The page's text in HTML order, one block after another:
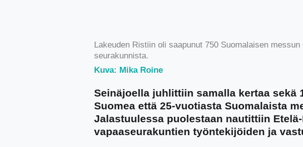
Lakeuden Ristiin oli saapunut 750 Suomalaisen messun
seurakunnista.
Kuva: Mika Roine
Seinäjoella juhlittiin samalla kertaa sekä
Suomea että 25-vuotiasta Suomalaista
Jalastuulessa puolestaan nautittiin
vapaaseurakuntien työntekijöiden ja